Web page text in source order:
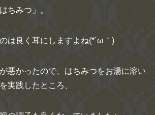
ちみつ」。
は良く耳にしますよね(*´ω｀)
悪かったので、はちみつをお湯に溶い
実践したところ、